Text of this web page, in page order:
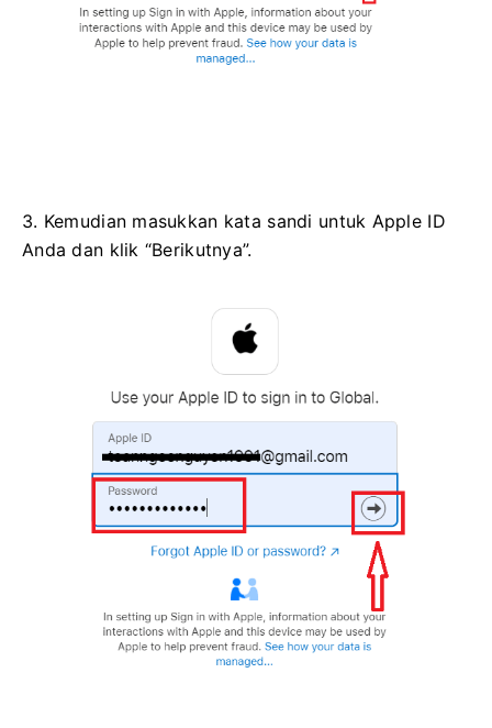
3. Kemudian masukkan kata sandi untuk Apple ID
Anda dan klik “Berikutnya”.